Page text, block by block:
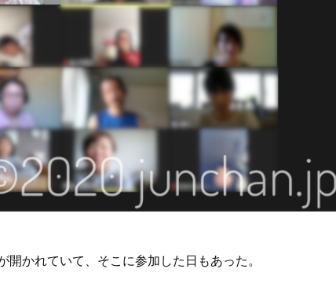
開かれていて、そこに参加した日もあった。